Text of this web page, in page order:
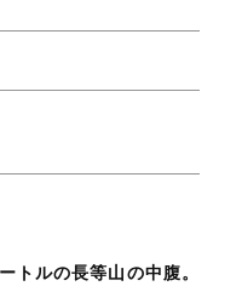
トルの長等山の中腹。